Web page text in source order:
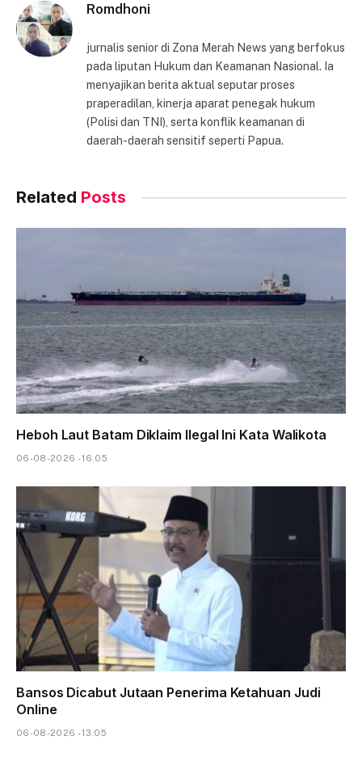
Romdhoni
jurnalis senior di Zona Merah News yang berfokus
pada liputan Hukum dan Keamanan Nasional. Ia
menyajikan berita aktual seputar proses
praperadilan, kinerja aparat penegak hukum
(Polisi dan TNI), serta konflik keamanan di
daerah-daerah sensitif seperti Papua.
Related Posts
Heboh Laut Batam Diklaim Ilegal Ini Kata Walikota
06-08-2026 - 16.05
Bansos Dicabut Jutaan Penerima Ketahuan Judi
Online
06-08-2026 - 13.05